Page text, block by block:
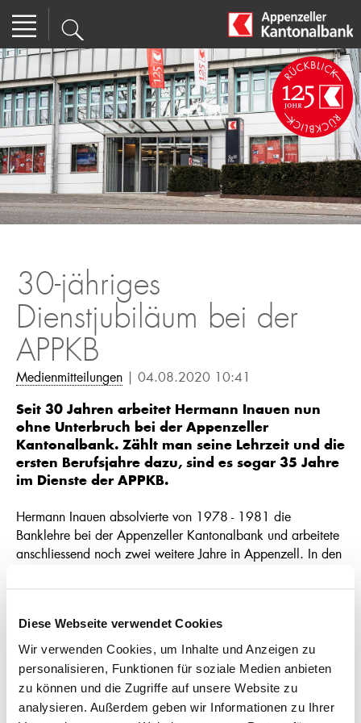
Diese Webseite verwendet Cookies
Wir verwenden Cookies, um Inhalte und Anzeigen zu
personalisieren, Funktionen für soziale Medien anbieten
zu können und die Zugriffe auf unsere Website zu
analysieren. Außerdem geben wir Informationen zu Ihrer
30-jähriges
Dienstjubiläum bei der
APPKB
Medienmitteilungen | 04.08.2020 10:41
Seit 30 Jahren arbeitet Hermann Inauen nun
ohne Unterbruch bei der Appenzeller
Kantonalbank. Zählt man seine Lehrzeit und die
ersten Berufsjahre dazu, sind es sogar 35 Jahre
im Dienste der APPKB.
Hermann Inauen absolvierte von 1978 - 1981 die
Banklehre bei der Appenzeller Kantonalbank und arbeitete
anschliessend noch zwei weitere Jahre in Appenzell. In den
ausbilden. 1990, also vor 30 Jahren, kehrte er dann als
Direktionsassistent zur Appenzeller Kantonalbank zurück.
Mittlerweile ist Hermann Inauen Mitglied der
Geschäftsleitung und verantwortlich für den Bereich Logistik.
Dabei zählen IT-Projekte, die Infrastruktur und die